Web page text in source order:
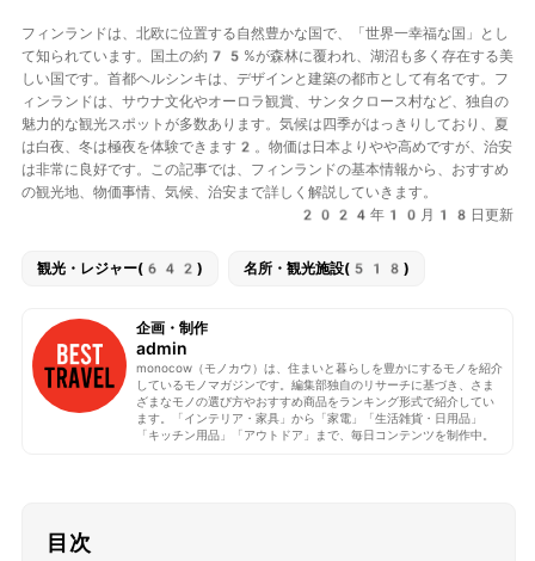
フィンランドは、北欧に位置する自然豊かな国で、「世界一幸福な国」とし
て知られています。国土の約75%が森林に覆われ、湖沼も多く存在する美
しい国です。首都ヘルシンキは、デザインと建築の都市として有名です。フ
ィンランドは、サウナ文化やオーロラ観賞、サンタクロース村など、独自の
魅力的な観光スポットが多数あります。気候は四季がはっきりしており、夏
は白夜、冬は極夜を体験できます2。物価は日本よりやや高めですが、治安
は非常に良好です。この記事では、フィンランドの基本情報から、おすすめ
の観光地、物価事情、気候、治安まで詳しく解説していきます。
2024年10月18日更新
観光・レジャー(642) 名所・観光施設(518)
企画・制作
admin
monocow（モノカウ）は、住まいと暮らしを豊かにするモノを紹介
しているモノマガジンです。編集部独自のリサーチに基づき、さま
ざまなモノの選び方やおすすめ商品をランキング形式で紹介してい
ます。「インテリア・家具」から「家電」「生活雑貨・日用品」
「キッチン用品」「アウトドア」まで、毎日コンテンツを制作中。
目次